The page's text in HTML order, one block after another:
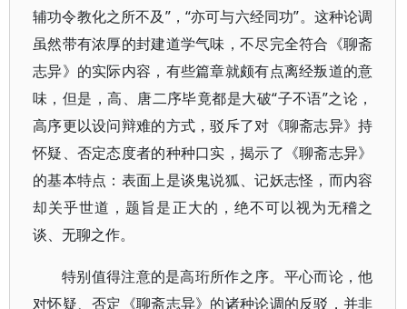
辅功令教化之所不及”，“亦可与六经同功”。这种论调
虽然带有浓厚的封建道学气味，不尽完全符合《聊斋
志异》的实际内容，有些篇章就颇有点离经叛道的意
味，但是，高、唐二序毕竟都是大破“子不语”之论，
高序更以设问辩难的方式，驳斥了对《聊斋志异》持
怀疑、否定态度者的种种口实，揭示了《聊斋志异》
的基本特点：表面上是谈鬼说狐、记妖志怪，而内容
却关乎世道，题旨是正大的，绝不可以视为无稽之
谈、无聊之作。
特别值得注意的是高珩所作之序。平心而论，他
对怀疑、否定《聊斋志异》的诸种论调的反驳，并非